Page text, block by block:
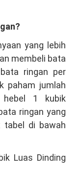
yang lebih
membeli bata
ringan per
paham jumlah
1 kubik
ringan yang
tabel di bawah
Luas Dinding